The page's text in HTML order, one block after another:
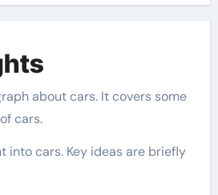
about cars. It covers some
cars.
into cars. Key ideas are briefly